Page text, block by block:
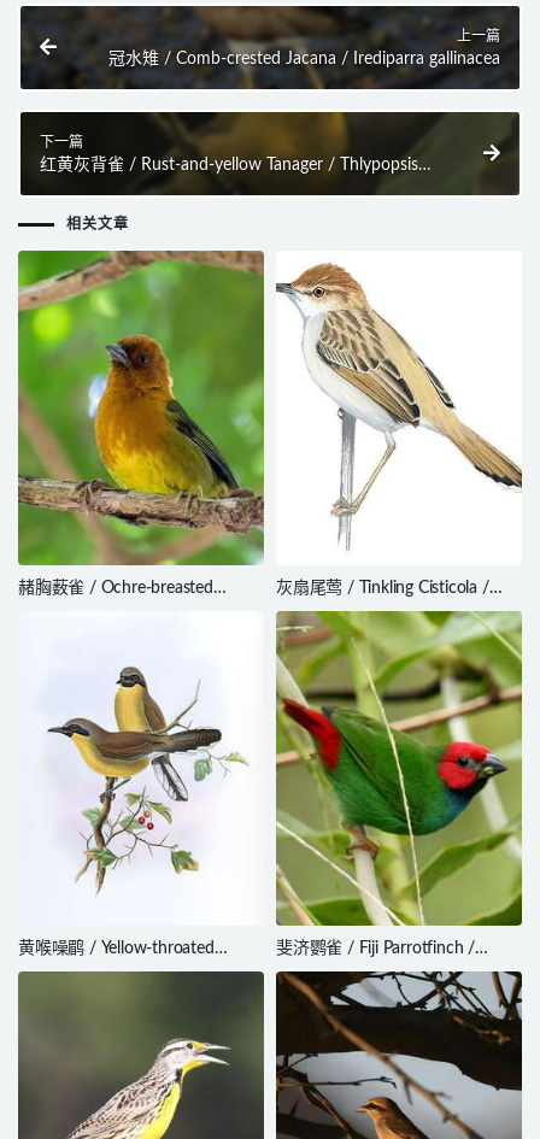
上一篇
冠水雉 / Comb-crested Jacana / Irediparra gallinacea
下一篇
红黄灰背雀 / Rust-and-yellow Tanager / Thlypopsis
相关文章
赭胸薮雀 / Ochre-breasted
灰扇尾莺 / Tinkling Cisticola /
Cisticola rufilatus
黄喉噪鹛 / Yellow-throated
Laughingthrush / Pterorhinus
斐济鹦雀 / Fiji Parrotfinch /
Erythrura pealii